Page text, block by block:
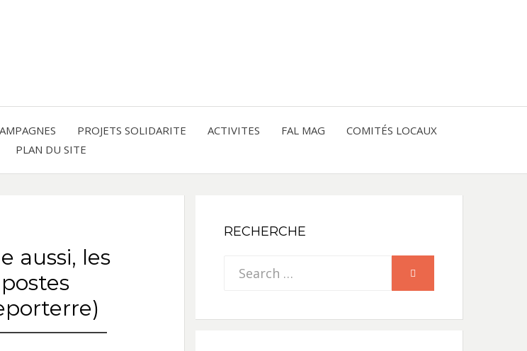
AMERIQUE
LATINE
PROJETS SOLIDARITE ACTIVITES FAL MAG
COMITÉS LOCAUX
PLAN DU SITE
aussi, les
RECHERCHE
Search